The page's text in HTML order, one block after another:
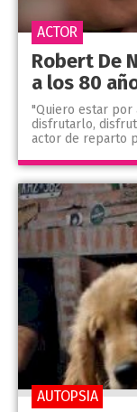
Robert De
a los 80
"Quiero estar por
disfrutarlo,
actor de reparto
ACTOR
AUTOPSIA